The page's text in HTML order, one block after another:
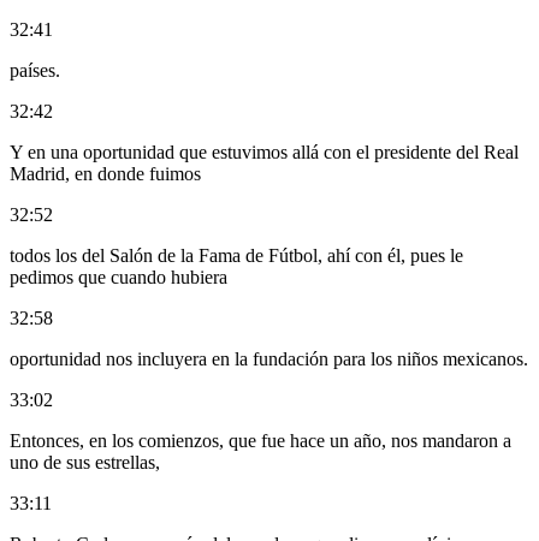
32:41
países.
32:42
Y en una oportunidad que estuvimos allá con el presidente del Real
Madrid, en donde fuimos
32:52
todos los del Salón de la Fama de Fútbol, ahí con él, pues le
pedimos que cuando hubiera
32:58
oportunidad nos incluyera en la fundación para los niños mexicanos.
33:02
Entonces, en los comienzos, que fue hace un año, nos mandaron a
uno de sus estrellas,
33:11